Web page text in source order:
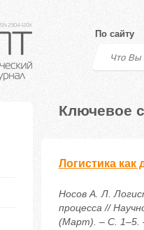
По сайту
Ключевое
Логистика как
Носов А. Л.
процесса //
(Март). – С. 1–5.